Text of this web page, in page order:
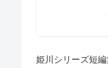
姫川シリーズ短編